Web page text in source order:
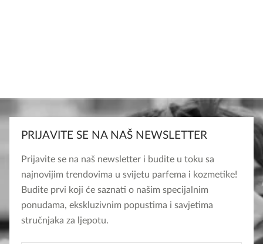
PRIJAVITE SE NA NAŠ NEWSLETTER
Prijavite se na naš newsletter i budite u toku sa
najnovijim trendovima u svijetu parfema i kozmetike!
Budite prvi koji će saznati o našim specijalnim
ponudama, ekskluzivnim popustima i savjetima
stručnjaka za ljepotu.